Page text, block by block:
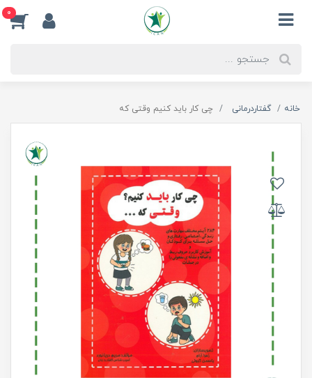
0
خانه گفتاردرمانی چی کار باید کنیم وقتی که